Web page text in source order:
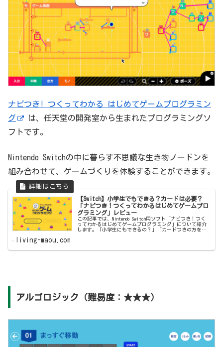
ナビつき! つくってわかる はじめてゲームプログラミン
グ
は、任天堂の開発室から生まれたプログラミングソ
フトです。
Nintendo Switchの中に暮らす不思議な生き物ノードンを
組み合わせて、ゲームづくりを体験することができます。
【Switch】小学生でもできる？カードは必要？
「ナビつき！つくってわかるはじめてゲームプロ
グラミング」レビュー
この記事では、Nintendo Switch用ソフト「ナビつき！つく
ってわかるはじめてゲームプログラミング」について紹介
します。「小学生にもできるの？」「カードつきの方を買
living-maou.com
アルゴロジック（難易度：★★★）